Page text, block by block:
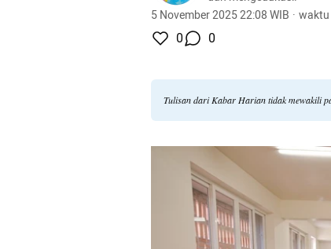
5 November 2025 22:08 WIB · waktu
0 0
Tulisan dari Kabar Harian tidak mewakili